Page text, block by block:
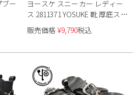
ー
ヨースケ スニーカー レディー
ス 2811371 YOSUKE 靴 厚底スニ
ーカー ミドルカット ハイカッ
ト ブラック アニマル柄 スポー
販売価格 ¥9,790税込